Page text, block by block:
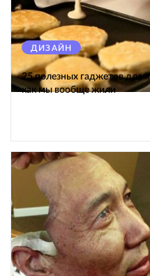
ДИЗАЙН
25 полезных гаджетов для
как мы вообще жили